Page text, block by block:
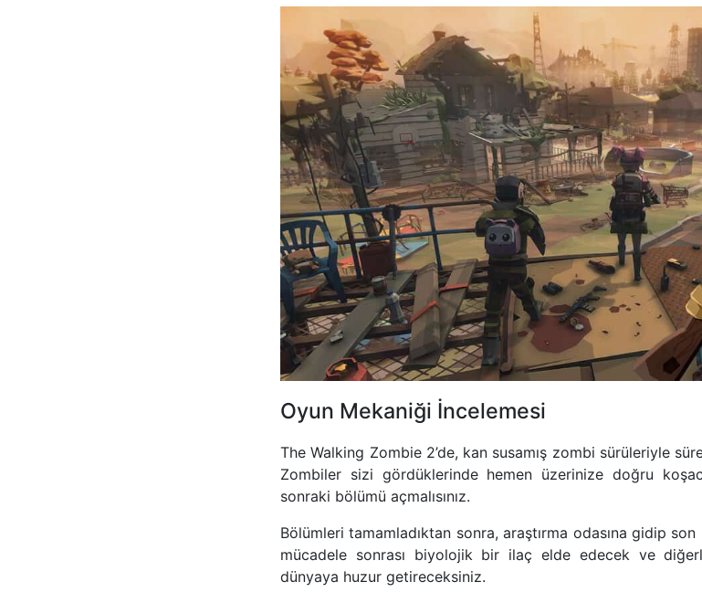
Oyun Mekaniği İncelemesi
The Walking Zombie 2’de, kan susamış zombi sürüleriyle
Zombiler sizi gördüklerinde hemen üzerinize doğru
sonraki bölümü açmalısınız.
Bölümleri tamamladıktan sonra, araştırma odasına gidip
mücadele sonrası biyolojik bir ilaç elde edecek ve
dünyaya huzur getireceksiniz.